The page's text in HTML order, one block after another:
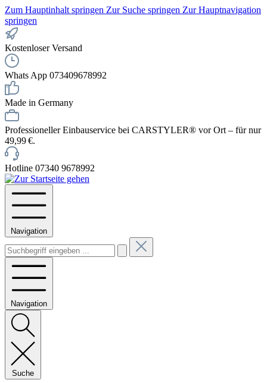
Zum Hauptinhalt springen Zur Suche springen Zur Hauptnavigation
springen
Kostenloser Versand
Whats App 073409678992
Made in Germany
Professioneller Einbauservice bei CARSTYLER® vor Ort – für nur
49,99 €.
Hotline 07340 9678992
Navigation
Navigation
Suche